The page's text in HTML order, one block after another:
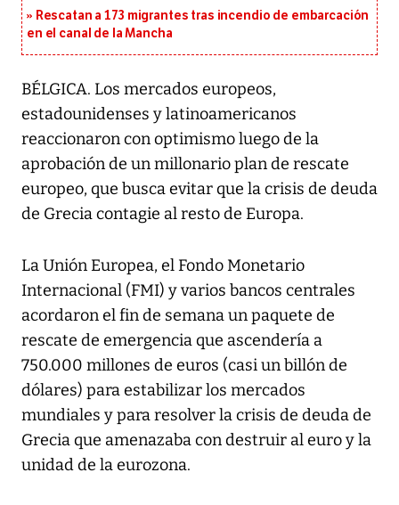
Rescatan a 173 migrantes tras incendio de embarcación
en el canal de la Mancha
BÉLGICA. Los mercados europeos,
estadounidenses y latinoamericanos
reaccionaron con optimismo luego de la
aprobación de un millonario plan de rescate
europeo, que busca evitar que la crisis de deuda
de Grecia contagie al resto de Europa.
La Unión Europea, el Fondo Monetario
Internacional (FMI) y varios bancos centrales
acordaron el fin de semana un paquete de
rescate de emergencia que ascendería a
750.000 millones de euros (casi un billón de
dólares) para estabilizar los mercados
mundiales y para resolver la crisis de deuda de
Grecia que amenazaba con destruir al euro y la
unidad de la eurozona.